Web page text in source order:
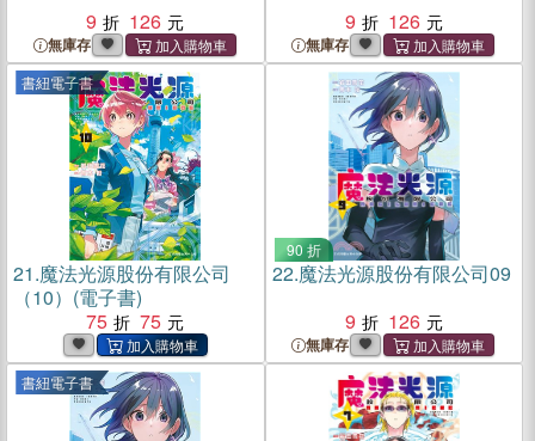
9 126
無庫存
9 126
無庫存
書紐電子書
21.魔法光源股份有限公司
（10）(電子書)
75
75
90 折
22.魔法光源股份有限公司09
9
126
無庫存
書紐電子書